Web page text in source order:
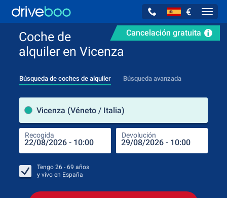
€
Cancelación gratuita
Coche de
alquiler en Vicenza
Búsqueda de coches de alquiler Búsqueda avanzada
Vicenza (Véneto / Italia)
Recogida Devolución
Tengo 26 - 69 años
y vivo en España